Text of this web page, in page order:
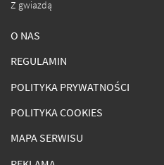
Z gwiazdą
O NAS
REGULAMIN
POLITYKA PRYWATNOŚCI
POLITYKA COOKIES
MAPA SERWISU